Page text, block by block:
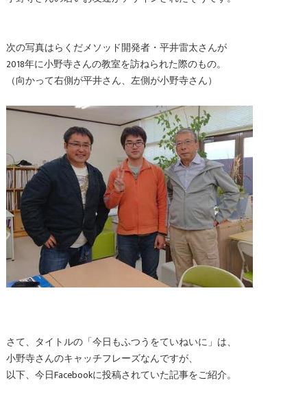
次の写真はらくだメソッド開発者・平井雷太さんが
2018年に小野寺さんの教室を訪ねられた際のもの。
（向かって右側が平井さん、左側が小野寺さん）
さて、タイトルの「今日もふつうをていねいに」は、
小野寺さんのキャッチフレーズなんですが、
以下、今日Facebookに投稿されていた記事をご紹介。